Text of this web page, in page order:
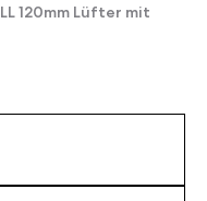
120mm Lüfter mit